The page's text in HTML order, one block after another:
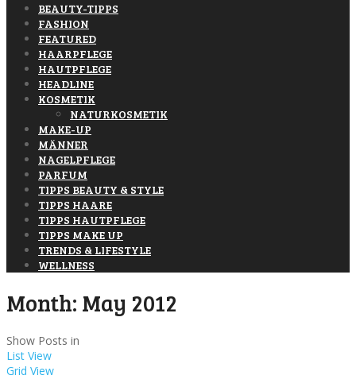
BEAUTY-TIPPS
FASHION
FEATURED
HAARPFLEGE
HAUTPFLEGE
HEADLINE
KOSMETIK
NATURKOSMETIK
MAKE-UP
MÄNNER
NAGELPFLEGE
PARFUM
TIPPS BEAUTY & STYLE
TIPPS HAARE
TIPPS HAUTPFLEGE
TIPPS MAKE UP
TRENDS & LIFESTYLE
WELLNESS
Month: May 2012
Show Posts in
List View
Grid View